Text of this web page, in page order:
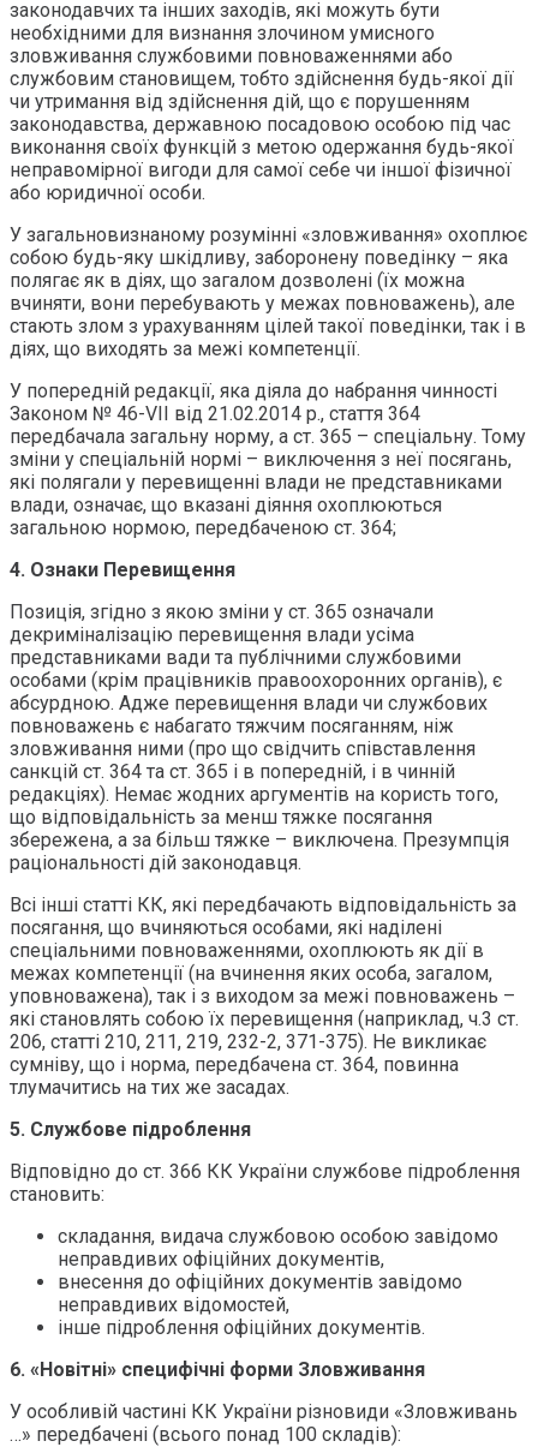
законодавчих та інших заходів, які можуть бути
необхідними для визнання злочином умисного
зловживання службовими повноваженнями або
службовим становищем, тобто здійснення будь-якої дії
чи утримання від здійснення дій, що є порушенням
законодавства, державною посадовою особою під час
виконання своїх функцій з метою одержання будь-якої
неправомірної вигоди для самої себе чи іншої фізичної
або юридичної особи.
У загальновизнаному розумінні «зловживання» охоплює
собою будь-яку шкідливу, заборонену поведінку – яка
полягає як в діях, що загалом дозволені (їх можна
вчиняти, вони перебувають у межах повноважень), але
стають злом з урахуванням цілей такої поведінки, так і в
діях, що виходять за межі компетенції.
У попередній редакції, яка діяла до набрання чинності
Законом № 46-VII від 21.02.2014 р., стаття 364
передбачала загальну норму, а ст. 365 – спеціальну. Тому
зміни у спеціальній нормі – виключення з неї посягань,
які полягали у перевищенні влади не представниками
влади, означає, що вказані діяння охоплюються
загальною нормою, передбаченою ст. 364;
4. Ознаки Перевищення
Позиція, згідно з якою зміни у ст. 365 означали
декриміналізацію перевищення влади усіма
представниками вади та публічними службовими
особами (крім працівників правоохоронних органів), є
абсурдною. Адже перевищення влади чи службових
повноважень є набагато тяжчим посяганням, ніж
зловживання ними (про що свідчить співставлення
санкцій ст. 364 та ст. 365 і в попередній, і в чинній
редакціях). Немає жодних аргументів на користь того,
що відповідальність за менш тяжке посягання
збережена, а за більш тяжке – виключена. Презумпція
раціональності дій законодавця.
Всі інші статті КК, які передбачають відповідальність за
посягання, що вчиняються особами, які наділені
спеціальними повноваженнями, охоплюють як дії в
межах компетенції (на вчинення яких особа, загалом,
уповноважена), так і з виходом за межі повноважень –
які становлять собою їх перевищення (наприклад, ч.3 ст.
206, статті 210, 211, 219, 232-2, 371-375). Не викликає
сумніву, що і норма, передбачена ст. 364, повинна
тлумачитись на тих же засадах.
5. Службове підроблення
Відповідно до ст. 366 КК України службове підроблення
становить:
складання, видача службовою особою завідомо
неправдивих офіційних документів,
внесення до офіційних документів завідомо
неправдивих відомостей,
інше підроблення офіційних документів.
6. «Новітні» специфічні форми Зловживання
У особливій частині КК України різновиди «Зловживань
…» передбачені (всього понад 100 складів):